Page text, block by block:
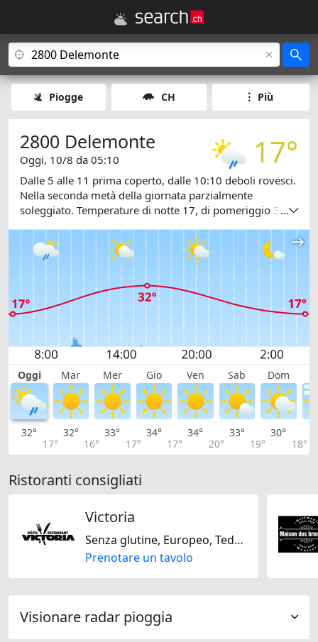
Piogge CH Più
17°
2800 Delemonte
Oggi, 10/8 da 05:10
Dalle 5 alle 11 prima coperto, dalle 10:10 deboli rovesci.
Nella seconda metà della giornata parzialmente
soleggiato. Temperature di notte 17, di pomeriggio 32...
Oggi Mar Mer Gio Ven Sab Dom
32°
17°
32°
16°
33°
17°
34°
17°
34°
20°
33°
19°
30°
18°
Ristoranti consigliati
Victoria
Senza glutine, Europeo, Tedesco, Regionale, Svizzera
Prenotare un tavolo
Visionare radar pioggia